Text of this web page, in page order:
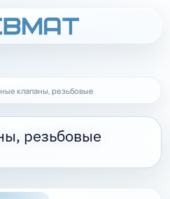
клапаны, резьбовые
резьбовые